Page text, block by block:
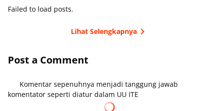
Failed to load posts.
Lihat Selengkapnya
Post a Comment
Komentar sepenuhnya menjadi tanggung jawab
komentator seperti diatur dalam UU ITE